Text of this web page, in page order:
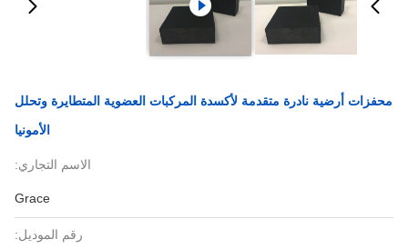
محفزات أرضية نادرة متقدمة لأكسدة المركبات العضوية المتطايرة وتحلل
الأمونيا
الاسم التجاري:
Grace
رقم الموديل: